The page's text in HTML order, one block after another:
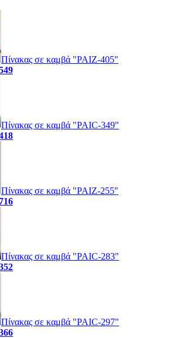
Πίνακας σε καμβά "PAIZ-405"
Πίνακας σε καμβά "PAIC-349"
Πίνακας σε καμβά "PAIZ-255"
Πίνακας σε καμβά "PAIC-283"
Πίνακας σε καμβά "PAIC-297"